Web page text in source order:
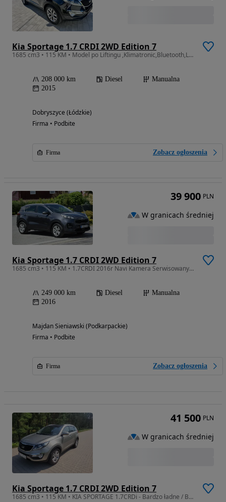
Kia Sportage 1.7 CRDI 2WD Edition 7
1685 cm3 • 115 KM • Model po Liftingu ,Klimatronic,Bluetooth,Led,Skóra,Kamera Cofania
208 000 km Diesel
Manualna
2015
Dobryszyce (Łódzkie)
Firma • Podbite
Firma Zobacz ogłoszenia
Kia Sportage 1.7 CRDI 2WD Edition 7
1685 cm3 • 115 KM • 1.7CRDI 2016r Navi Kamera Serwisowany Sprowadzony
249 000 km Diesel
Manualna
2016
Majdan Sieniawski (Podkarpackie)
Firma • Podbite
Firma Zobacz ogłoszenia
39 900 PLN
W granicach średniej
Kia Sportage 1.7 CRDI 2WD Edition 7
1685 cm3 • 115 KM • KIA SPORTAGE 1.7CRDi - Bardzo ładne / Bogata Wersja Wyposażenia
41 500 PLN
W granicach średniej